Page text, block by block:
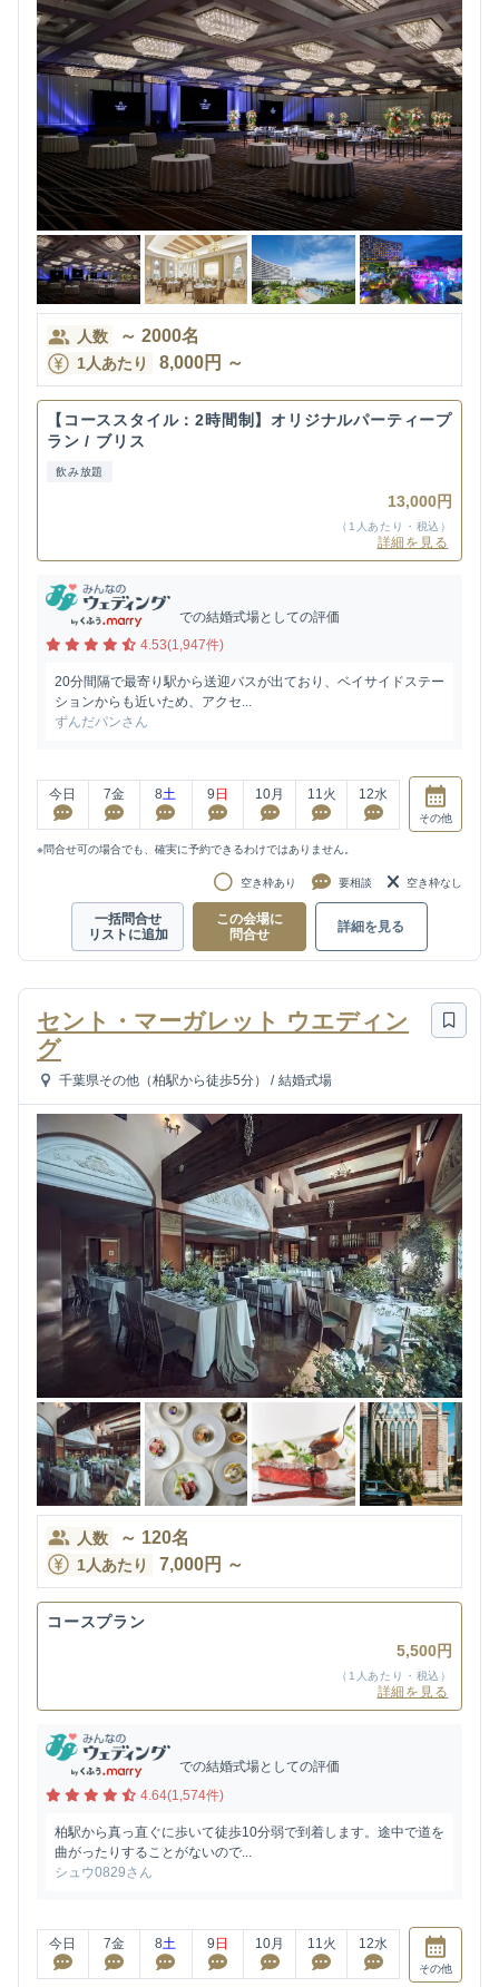
人数 ～ 2000名
1人あたり 8,000円 ～
【コーススタイル：2時間制】オリジナルパーティープ
ラン / ブリス
飲み放題
13,000円
（1人あたり・税込）
詳細を見る
での結婚式場としての評価
4.53(1,947件)
20分間隔で最寄り駅から送迎バスが出ており、ベイサイドステー
ションからも近いため、アクセ...
ずんだパンさん
今日 7金 8土 9 日 10月 11火 12水
その他
※問合せ可の場合でも、確実に予約できるわけではありません。
空き枠あり 要相談 空き枠なし
一括問合せ
リストに追加
この会場に
問合せ
詳細を見る
セント・マーガレット ウエディン
グ
千葉県その他（柏駅から徒歩5分） / 結婚式場
人数 ～ 120名
1人あたり 7,000円 ～
コースプラン
5,500円
（1人あたり・税込）
詳細を見る
での結婚式場としての評価
4.64(1,574件)
柏駅から真っ直ぐに歩いて徒歩10分弱で到着します。途中で道を
曲がったりすることがないので...
シュウ0829さん
今日 7金 8土 9 日 10月 11火 12水
その他